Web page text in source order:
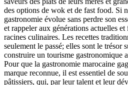
des options de wok et de fast food. Si
gastronomie évolue sans perdre son
et rappeler aux générations actuelles
racines culinaires. Les recettes
seulement le passé; elles sont le trésor
construire un tourisme gastronomique
Pour que la gastronomie marocaine
marque reconnue, il est essentiel de
pâtissiers, qui, par leur talent et leur